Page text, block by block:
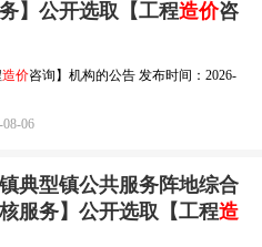
】公开选取【工程造价咨
造价咨询】机构的公告 发布时间：2026-
06
典型镇公共服务阵地综合
服务】公开选取【工程造